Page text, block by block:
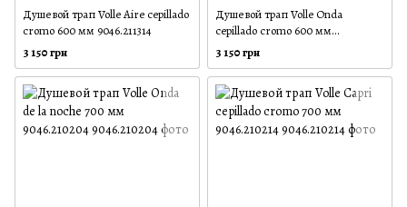
Душевой трап Volle Aire cepillado
cromo 600 мм 9046.211314
3 150 грн
Душевой трап Volle Onda
cepillado cromo 600 мм
9046.210414
3 150 грн